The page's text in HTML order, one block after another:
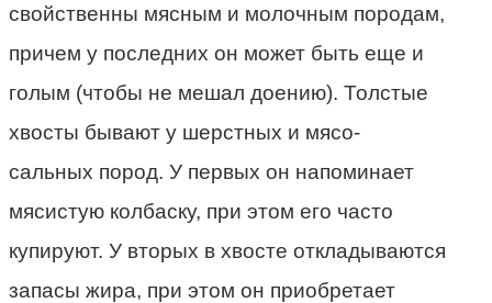
свойственны мясным и молочным породам,
причем у последних он может быть еще и
голым (чтобы не мешал доению). Толстые
хвосты бывают у шерстных и мясо-
сальных пород. У первых он напоминает
мясистую колбаску, при этом его часто
купируют. У вторых в хвосте откладываются
запасы жира, при этом он приобретает